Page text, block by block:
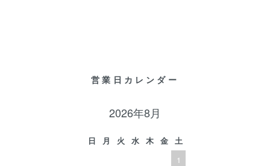
営業日カレンダー
2026年8月
日 月 火 水 木 金
土
1